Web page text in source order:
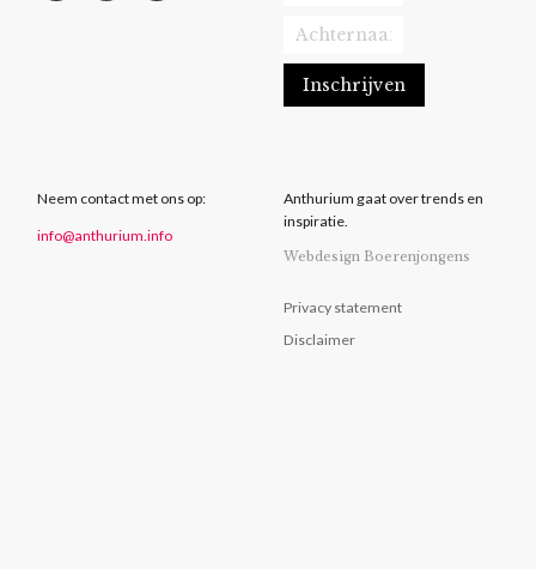
Neem contact met ons op:
info@anthurium.info
Anthurium gaat over trends en
inspiratie.
Webdesign Boerenjongens
Privacy statement
Disclaimer